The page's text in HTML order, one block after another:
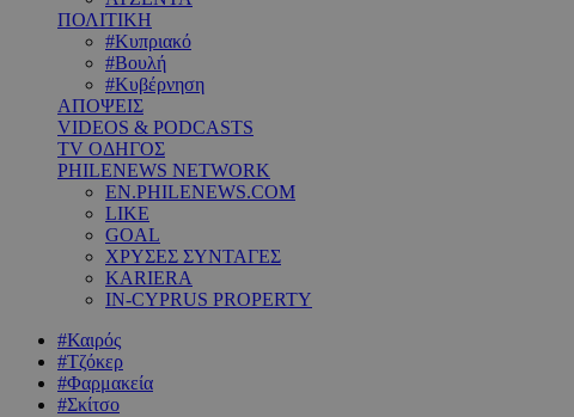
ΠΟΛΙΤΙΚΗ
#Κυπριακό
#Βουλή
#Κυβέρνηση
ΑΠΟΨΕΙΣ
VIDEOS & PODCASTS
TV ΟΔΗΓΟΣ
PHILENEWS NETWORK
EN.PHILENEWS.COM
LIKE
GOAL
ΧΡΥΣΕΣ ΣΥΝΤΑΓΕΣ
KARIERA
IN-CYPRUS PROPERTY
#Καιρός
#Τζόκερ
#Φαρμακεία
#Σκίτσο